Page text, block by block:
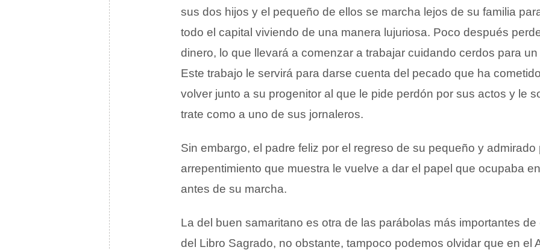
sus dos hijos y el pequeño de ellos se marcha lejos de su familia
todo el capital viviendo de una manera lujuriosa. Poco después
dinero, lo que llevará a comenzar a trabajar cuidando cerdos para
Este trabajo le servirá para darse cuenta del pecado que ha
volver junto a su progenitor al que le pide perdón por sus actos y le
trate como a uno de sus jornaleros.
Sin embargo, el padre feliz por el regreso de su pequeño y admirado
arrepentimiento que muestra le vuelve a dar el papel que ocupaba
antes de su marcha.
La del buen samaritano es otra de las parábolas más importantes de
del Libro Sagrado, no obstante, tampoco podemos olvidar que en el